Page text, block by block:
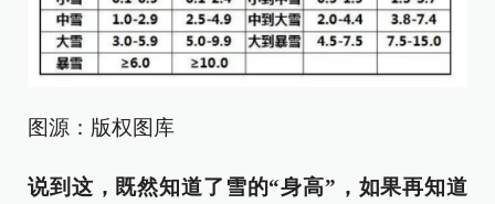
图源：版权图库
说到这，既然知道了雪的“身高”，如果再知道